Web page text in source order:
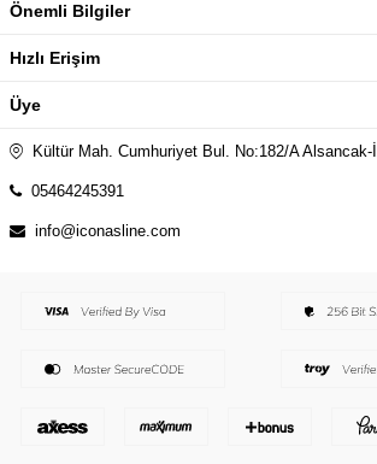
Önemli Bilgiler
Hızlı Erişim
Üye
Kültür Mah. Cumhuriyet Bul. No:182/A Alsancak-
05464245391
info@iconasline.com